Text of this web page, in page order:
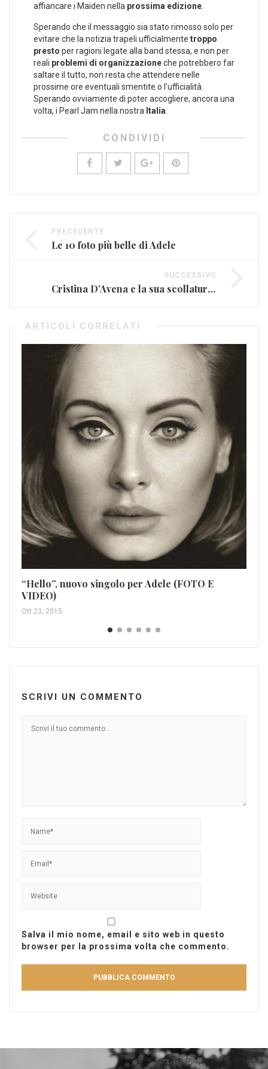
affiancare i Maiden nella prossima edizione
Sperando che il messaggio sia stato rimosso solo per
evitare che la notizia trapeli ufficialmente troppo
presto per ragioni legate alla band stessa, e non per
reali problemi di organizzazioneche potrebbero far
saltare il tutto, non resta che attendere nelle
prossime ore eventuali smentite o l’ufficialità.
Sperando ovviamente di poter accogliere, ancora una
volta, i Pearl Jam nella nostra Italia
CONDIVIDI
PRECEDENTE
Le 10 foto più belle di Adele
SUCCESSIVO
Cristina D’Avena e la sua scollatura social (FOTO)
ARTICOLI CORRELATI
“Hello”, nuovo singolo per Adele (FOTO E
VIDEO)
Ott 23, 2015
SCRIVI UN COMMENTO
Salva il mio nome, email e sito web in questo
browser per la prossima volta che commento.